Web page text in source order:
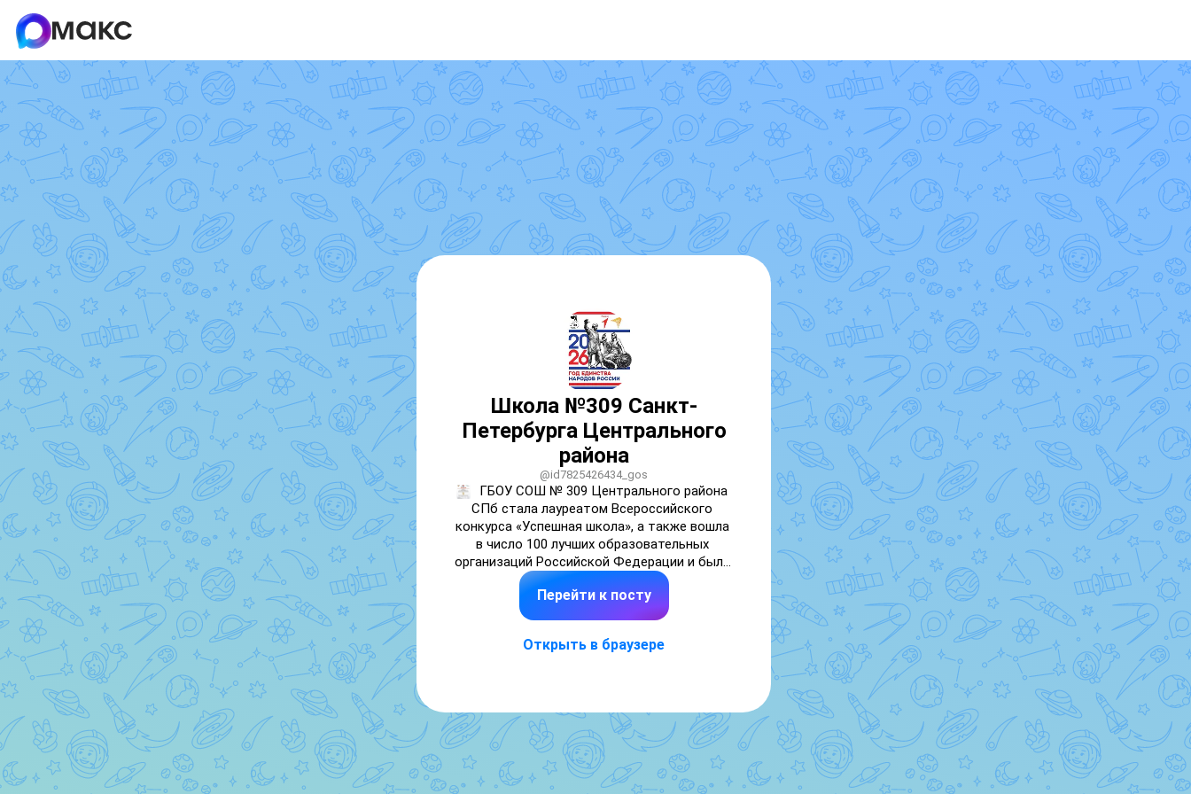
Школа №309 Санкт-
Петербурга Центрального
района
@id7825426434_gos
ГБОУ СОШ № 309 Центрального района
СПб стала лауреатом Всероссийского
конкурса «Успешная школа», а также вошла
в число 100 лучших образовательных
организаций Российской Федерации и была
включена в федеральный реестр школ-
лидеров образования России.
личностного потенциала в эпоху
страны, а в финал прошли всего 16 школ из
15 регионов! Среди них — 309-ая школа!
Команду ГБОУ СОШ № 309 представляли:
Перейти к посту
Открыть в браузере